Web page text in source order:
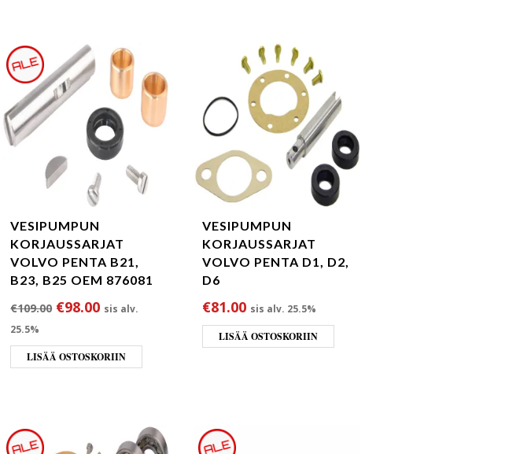
VESIPUMPUN
KORJAUSSARJAT
VOLVO PENTA B21,
B23, B25 OEM 876081
€109.00 Alkuperäinen hinta oli: €109.00.
€98.00Nykyinen hinta on: €98.00.
sis alv.
25.5%
LISÄÄ OSTOSKORIIN
VESIPUMPUN
KORJAUSSARJAT
VOLVO PENTA D1, D2,
D6
€81.00 sis alv. 25.5%
LISÄÄ OSTOSKORIIN